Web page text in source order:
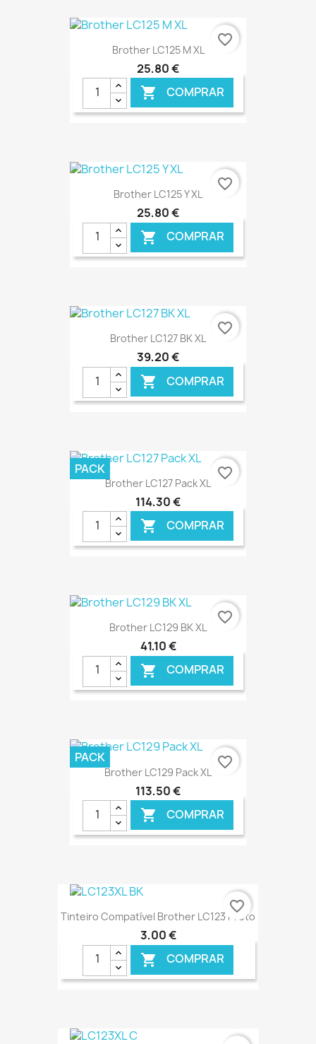
€ ONLINE
Brother LC125 M XL
25,80 €
 COMPRAR
€ ONLINE
favorite_border
Brother LC125 Y XL
25,80 €
 COMPRAR
€ ONLINE
favorite_border
Brother LC127 BK XL
39,20 €
 COMPRAR
€ ONLINE
favorite_border
Brother LC127 Pack XL
114,30 €
 COMPRAR
€ ONLINE
PACK favorite_border
Brother LC129 BK XL
41,10 €
 COMPRAR
€ ONLINE
favorite_border
Brother LC129 Pack XL
113,50 €
 COMPRAR
€ ONLINE
PACK favorite_border
Tinteiro Compatível Brother LC123 Preto
3,00 €
 COMPRAR
favorite_border